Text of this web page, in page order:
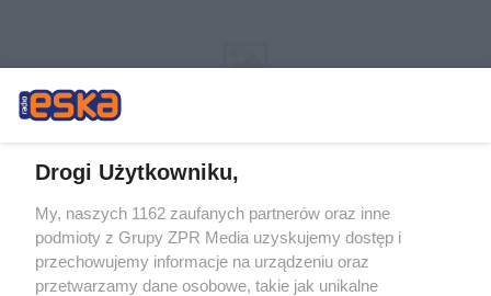
Drogi Użytkowniku,
My, naszych 1162 zaufanych partnerów oraz inne
podmioty z Grupy ZPR Media uzyskujemy dostęp i
przechowujemy informacje na urządzeniu oraz
przetwarzamy dane osobowe, takie jak unikalne